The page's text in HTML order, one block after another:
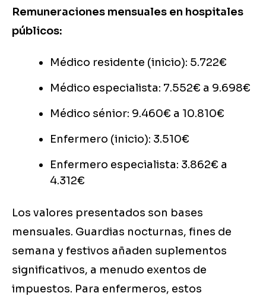
Remuneraciones mensuales en hospitales
públicos:
Médico residente (inicio): 5.722€
Médico especialista: 7.552€ a 9.698€
Médico sénior: 9.460€ a 10.810€
Enfermero (inicio): 3.510€
Enfermero especialista: 3.862€ a
4.312€
Los valores presentados son bases
mensuales. Guardias nocturnas, fines de
semana y festivos añaden suplementos
significativos, a menudo exentos de
impuestos. Para enfermeros, estos